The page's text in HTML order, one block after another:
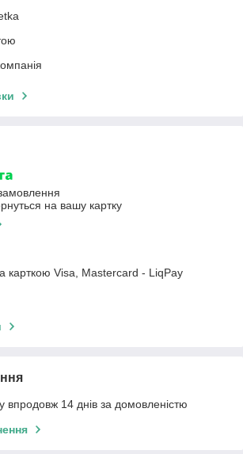
на вашу картку
карткою Visa, Mastercard - LiqPay
впродовж 14 днів за домовленістю